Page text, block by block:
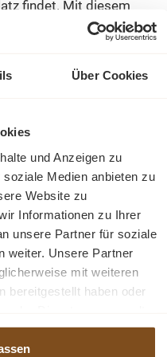
Über Cookies
und Anzeigen zu
Medien anbieten zu
Website zu
Informationen zu Ihrer
unsere Partner für soziale
weiter. Unsere Partner
mit weiteren
bereitgestellt haben oder
findet. Mit diesem
mit Freunden und der
36 Farben und 8
usw.) - Andere
sind möglich. Bitte